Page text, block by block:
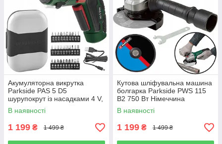
Акумуляторна викрутка
Parkside PAS 5 D5
шурупокрут із насадками 4 V,
1500 mAh, 10 Nm, Німеччина
В наявності
1 199 ₴ 1 499 ₴
Кутова шліфувальна машина
болгарка Parkside PWS 115
B2 750 Вт Німеччина
В наявності
1 199 ₴ 1 499 ₴